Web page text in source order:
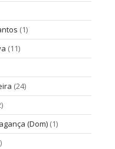
(1)
(11)
(24)
(Dom) (1)